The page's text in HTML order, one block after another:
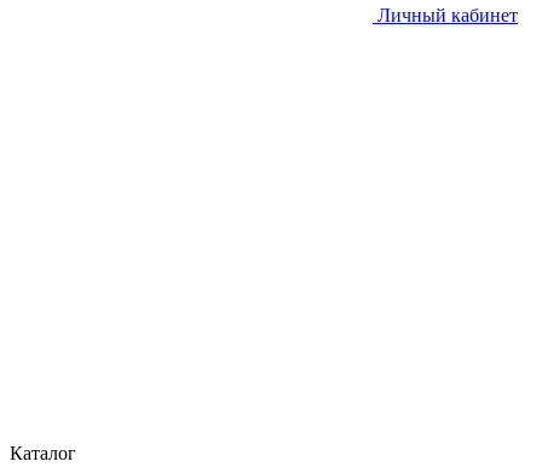
Личный кабинет
Каталог